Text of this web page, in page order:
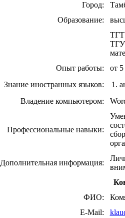
Город:
Образование:
ТГУ
Опыт работы:
от
Знание иностранных языков:
1.
Владение компьютером:
Профессиональные навыки:
Дополнительная информация:
ФИО:
E-Mail: